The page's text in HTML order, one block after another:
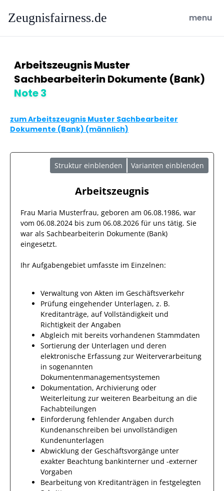
Zeugnisfairness.de open
menu
Arbeitszeugnis Muster
Sachbearbeiterin Dokumente (Bank)
Note 3
zum Arbeitszeugnis Muster Sachbearbeiter
Dokumente (Bank) (männlich)
Struktur einblenden Varianten einblenden
Arbeitszeugnis
Frau Maria Musterfrau, geboren am 06.08.1986, war
vom 06.08.2024 bis zum 06.08.2026 für uns tätig. Sie
war als Sachbearbeiterin Dokumente (Bank)
eingesetzt.
Ihr Aufgabengebiet umfasste im Einzelnen:
Verwaltung von Akten im Geschäftsverkehr
Prüfung eingehender Unterlagen, z. B.
Kreditanträge, auf Vollständigkeit und
Richtigkeit der Angaben
Abgleich mit bereits vorhandenen Stammdaten
Sortierung der Unterlagen und deren
elektronische Erfassung zur Weiterverarbeitung
in sogenannten
Dokumentenmanagementsystemen
Dokumentation, Archivierung oder
Weiterleitung zur weiteren Bearbeitung an die
Fachabteilungen
Einforderung fehlender Angaben durch
Kundenanschreiben bei unvollständigen
Kundenunterlagen
Abwicklung der Geschäftsvorgänge unter
exakter Beachtung bankinterner und -externer
Vorgaben
Bearbeitung von Kreditanträgen in festgelegten